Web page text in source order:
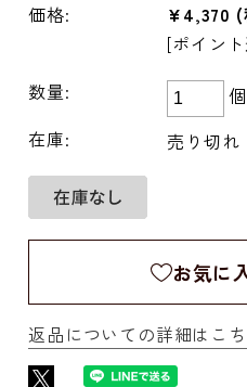
価格: ¥4,370
[ポイン
数量:
個
在庫:
売り切れ
お気に
返品についての詳細はこ